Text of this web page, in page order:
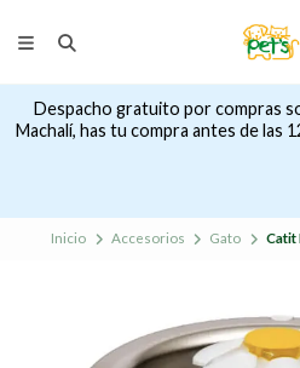
Despacho gratuito por compras
Machalí, has tu compra antes de las
Inicio Accesorios Gato Catit